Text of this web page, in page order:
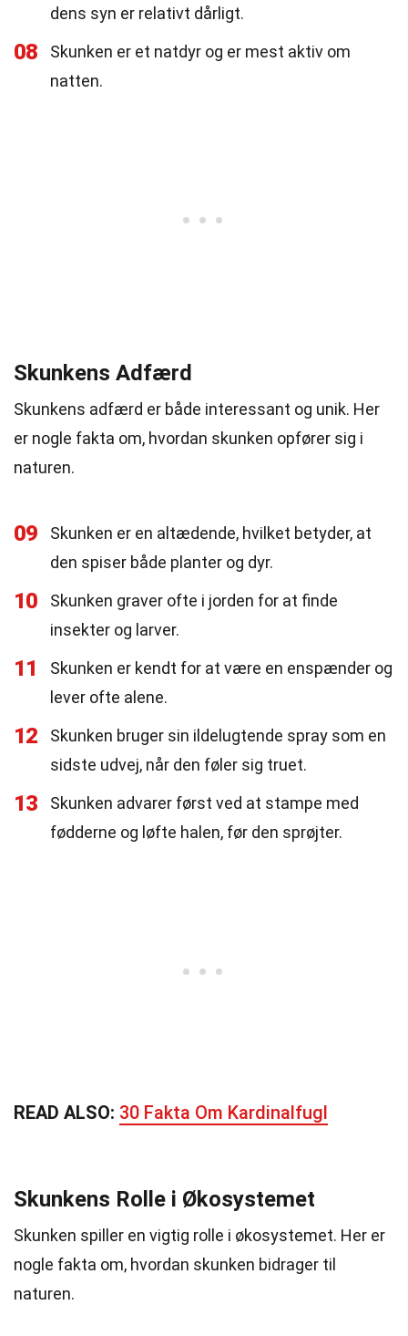
dens syn er relativt dårligt.
08
Skunken er et natdyr og er mest aktiv om
natten.
Skunkens Adfærd
Skunkens adfærd er både interessant og unik. Her
er nogle fakta om, hvordan skunken opfører sig i
naturen.
09
Skunken er en altædende, hvilket betyder, at
den spiser både planter og dyr.
10
Skunken graver ofte i jorden for at finde
insekter og larver.
11
Skunken er kendt for at være en enspænder og
lever ofte alene.
12
Skunken bruger sin ildelugtende spray som en
sidste udvej, når den føler sig truet.
13
Skunken advarer først ved at stampe med
fødderne og løfte halen, før den sprøjter.
READ ALSO: 30 Fakta Om Kardinalfugl
Skunkens Rolle i Økosystemet
Skunken spiller en vigtig rolle i økosystemet. Her er
nogle fakta om, hvordan skunken bidrager til
naturen.